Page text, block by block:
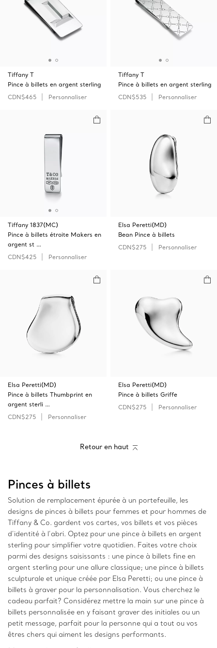
Tiffany T
Pince à billets en argent sterling
CDN$465
Personnaliser
Tiffany T
Pince à billets en argent sterling
CDN$535
Personnaliser
Tiffany 1837(MC)
Pince à billets étroite Makers en
argent st …
CDN$425
Personnaliser
Elsa Peretti(MD)
Bean Pince à billets
CDN$275
Personnaliser
Elsa Peretti(MD)
Pince à billets Thumbprint en
argent sterli …
CDN$275
Personnaliser
Elsa Peretti(MD)
Pince à billets Griffe
CDN$275
Personnaliser
Retour en haut
Pinces à billets
Solution de remplacement épurée à un portefeuille, les
designs de pinces à billets pour femmes et pour hommes de
Tiffany & Co. gardent vos cartes, vos billets et vos pièces
d’identité à l’abri. Optez pour une pince à billets en argent
sterling pour simplifier votre quotidien. Faites votre choix
parmi des designs saisissants : une pince à billets fine en
argent sterling pour une allure classique; une pince à billets
sculpturale et unique créée par Elsa Peretti; ou une pince à
billets à graver pour la personnalisation. Vous cherchez le
cadeau parfait? Considérez mettre la main sur une pince à
billets personnalisée en y faisant graver des initiales ou un
petit message, parfait pour la personne qui a tout ou vos
êtres chers qui aiment les designs performants.